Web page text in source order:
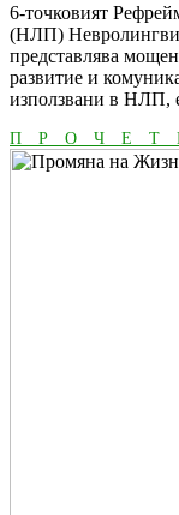
в
6-точковият
(НЛП)
представлява
развитие и
използвани в НЛП,